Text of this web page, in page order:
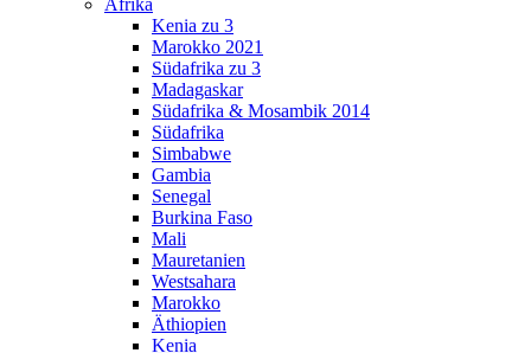
Afrika
Kenia zu 3
Marokko 2021
Südafrika zu 3
Madagaskar
Südafrika & Mosambik 2014
Südafrika
Simbabwe
Gambia
Senegal
Burkina Faso
Mali
Mauretanien
Westsahara
Marokko
Äthiopien
Kenia